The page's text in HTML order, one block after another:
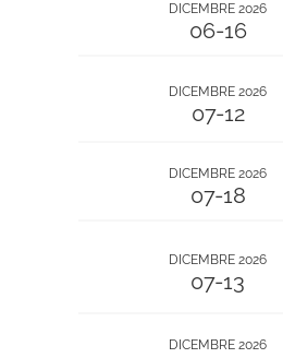
DICEMBRE 2026
06-16
DICEMBRE 2026
07-12
DICEMBRE 2026
07-18
DICEMBRE 2026
07-13
DICEMBRE 2026